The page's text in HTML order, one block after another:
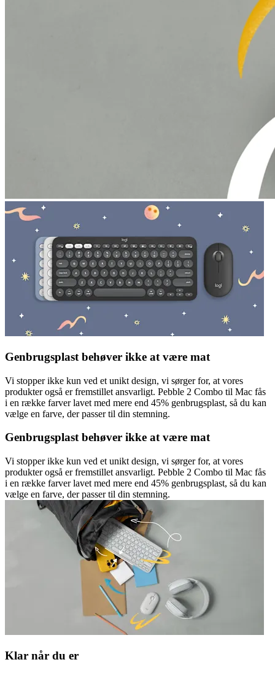
Genbrugsplast behøver ikke at være mat
Vi stopper ikke kun ved et unikt design, vi sørger for, at vores
produkter også er fremstillet ansvarligt. Pebble 2 Combo til Mac fås
i en række farver lavet med mere end 45% genbrugsplast, så du kan
vælge en farve, der passer til din stemning.
Genbrugsplast behøver ikke at være mat
Vi stopper ikke kun ved et unikt design, vi sørger for, at vores
produkter også er fremstillet ansvarligt. Pebble 2 Combo til Mac fås
i en række farver lavet med mere end 45% genbrugsplast, så du kan
vælge en farve, der passer til din stemning.
Klar når du er